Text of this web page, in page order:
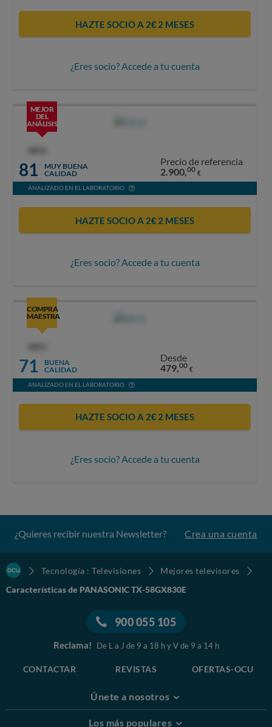
HAZTE SOCIO A 2€ 2 MESES
¿Eres socio? Accede a tu cuenta
MEJOR
DEL
ANÁLISIS
81
MUY BUENA
CALIDAD
Precio de referencia
2.900,00 €
ANALIZADO EN EL LABORATORIO
HAZTE SOCIO A 2€ 2 MESES
¿Eres socio? Accede a tu cuenta
COMPRA
MAESTRA
71
BUENA
CALIDAD
Desde
479,00 €
ANALIZADO EN EL LABORATORIO
HAZTE SOCIO A 2€ 2 MESES
¿Eres socio? Accede a tu cuenta
¿Quieres recibir nuestra Newsletter? Crea una cuenta
Tecnología : Televisiones
Mejores televisores
Características de PANASONIC TX-58GX830E
900 055 105
Reclama! De L a J de 9 a 18 h y V de 9 a 14 h
CONTACTAR REVISTAS OFERTAS-OCU
Únete a nosotros
Los más populares